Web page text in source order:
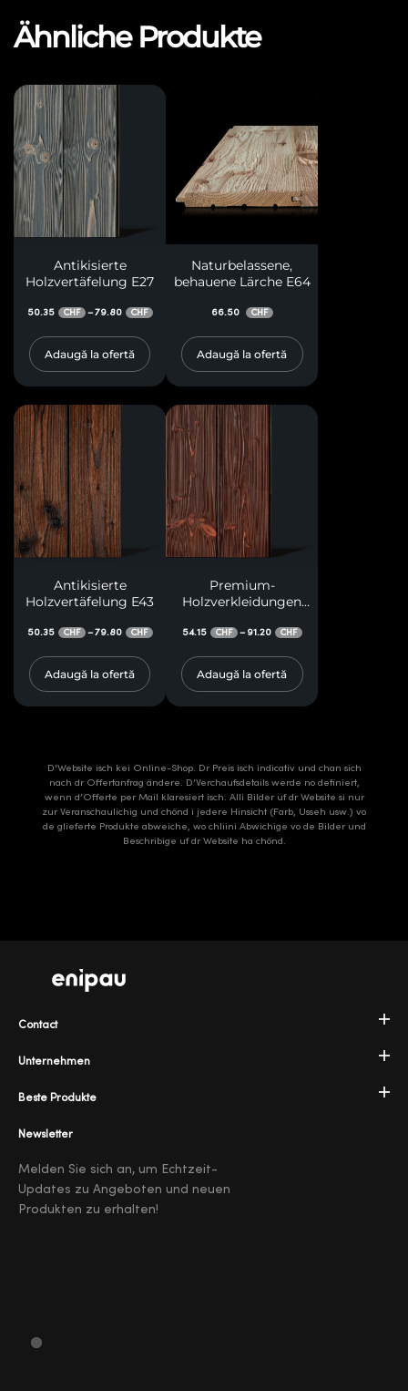
Ähnliche Produkte
Antikisierte
Holzvertäfelung E27
50.35 CHF –79.80 CHF
Adaugă la ofertă
Naturbelassene,
behauene Lärche E64
66.50 CHF
Adaugă la ofertă
Antikisierte
Holzvertäfelung E43
50.35 CHF –79.80 CHF
Adaugă la ofertă
Premium-
Holzverkleidungen
54.15 CHF – 91.20 CHF
Adaugă la ofertă
D'Website isch kei Online-Shop. Dr Preis isch indicativ und chan sich
nach dr Offertanfrag ändere. D’Verchaufsdetails werde no definiert,
wenn d’Offerte per Mail klaresiert isch. Alli Bilder uf dr Website si nur
zur Veranschaulichig und chönd i jedere Hinsicht (Farb, Usseh usw.) vo
de glieferte Produkte abweiche, wo chliini Abwichige vo de Bilder und
Beschribige uf dr Website ha chönd.
Unternehmen
Beste Produkte
Contact
Newsletter
Melden Sie sich an, um Echtzeit-
Updates zu Angeboten und neuen
Produkten zu erhalten!